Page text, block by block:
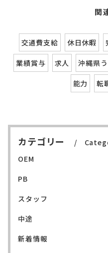
関
交通費支給 休日休暇
業績賞与 求人 沖縄県
能力 転
カテゴリー
OEM
PB
スタッフ
中途
新着情報